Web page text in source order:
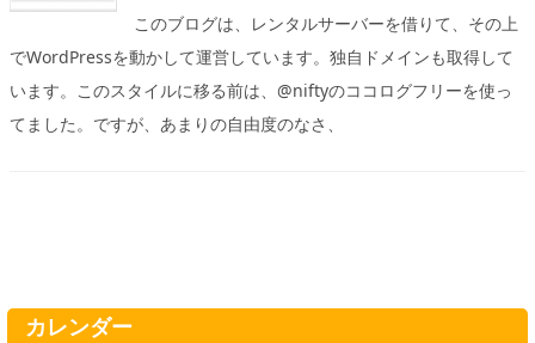
このブログは、レンタルサーバーを借りて、その上
でWordPressを動かして運営しています。独自ドメインも取得して
います。このスタイルに移る前は、@niftyのココログフリーを使っ
てました。ですが、あまりの自由度のなさ、
カレンダー